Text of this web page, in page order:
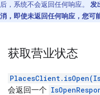
后，系统不会返回任何响应。 发
消，即使未返回任何响应，您可
获取营业状态
会返回一个